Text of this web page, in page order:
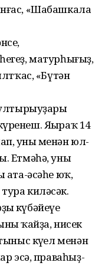
«Шабашкала
матурһығыҙ,
«Бүтән
Яңыраҡ 14
уның менән юл-
Етмәһә, уның
ата-әсәһе юҡ,
киләсәк.
күбәйеүе
ҡайҙа, нисек
күңел менән
эсә, праваһыҙ-